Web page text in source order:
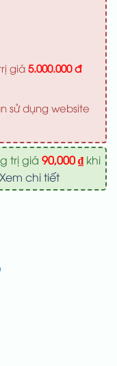
giá5.000.000 đ
sử dụng website
trị giá 90,000₫khi
Xem chi tiết